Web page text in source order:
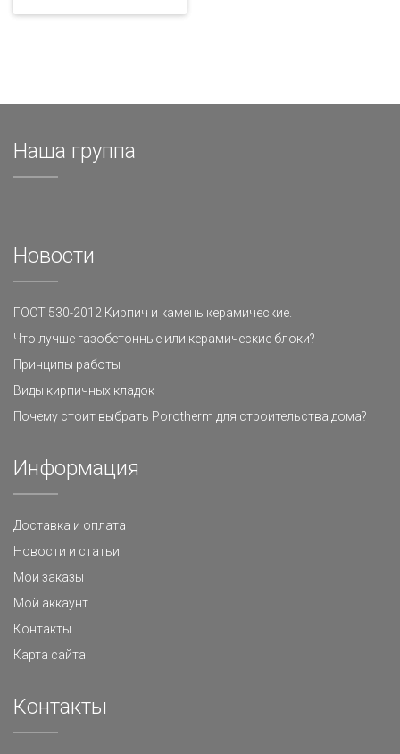
Наша группа
Новости
ГОСТ 530-2012 Кирпич и камень керамические.
Что лучше газобетонные или керамические блоки?
Принципы работы
Виды кирпичных кладок
Почему стоит выбрать Porotherm для строительства дома?
Информация
Доставка и оплата
Новости и статьи
Мои заказы
Мой аккаунт
Контакты
Карта сайта
Контакты